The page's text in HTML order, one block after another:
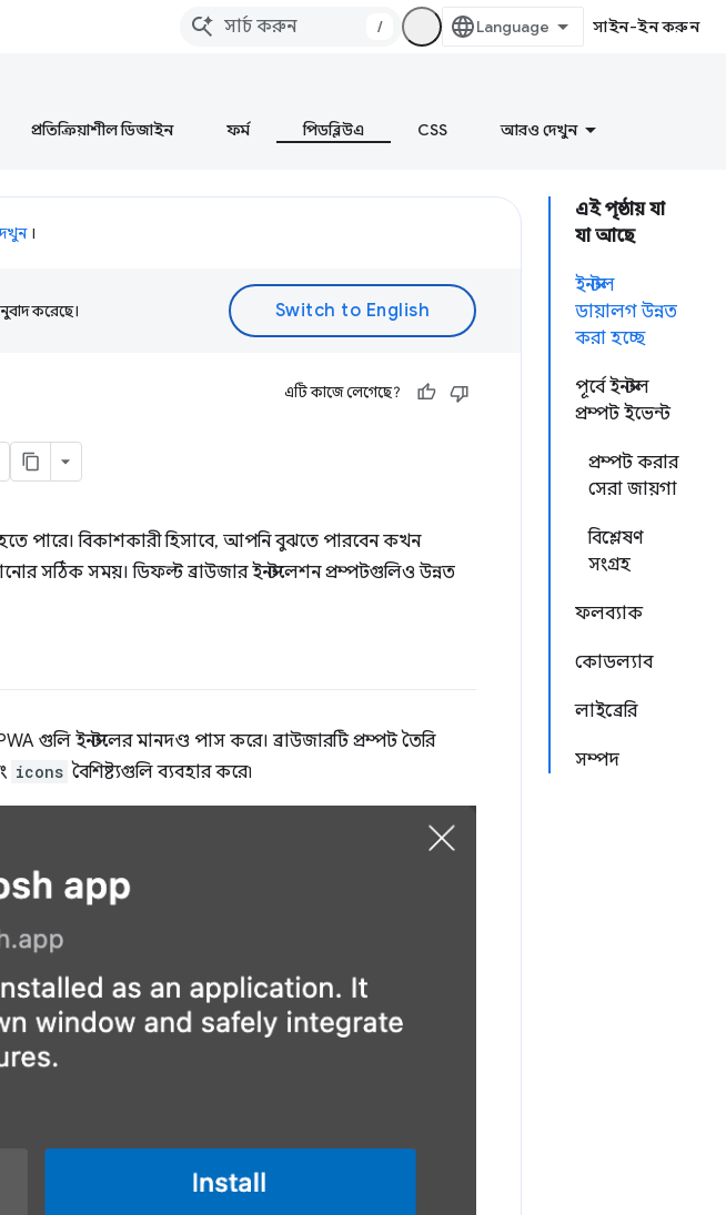
/ সাইন-ইন করুন
প্রতিক্রিয়াশীল ডিজাইন ফর্ম পিডব্লিউএ CSS আরও দেখুন
এই পৃষ্ঠায় যা
যা আছে
ইনস্টল
ডায়ালগ উন্নত
করা হচ্ছে
পূর্বে ইনস্টল
প্রম্পট ইভেন্ট
প্রম্পট করার
সেরা জায়গা
বিশ্লেষণ
সংগ্রহ
ফলব্যাক
কোডল্যাব
লাইব্রেরি
সম্পদ
।
করেছে।
এটি কাজে লেগেছে?
হতে পারে। বিকাশকারী হিসাবে, আপনি বুঝতে পারবেন কখন
সঠিক সময়। ডিফল্ট ব্রাউজার ইনস্টলেশন প্রম্পটগুলিও উন্নত
গুলি ইনস্টলের মানদণ্ড পাস করে। ব্রাউজারটি প্রম্পট তৈরি
icons বৈশিষ্ট্যগুলি ব্যবহার করে৷